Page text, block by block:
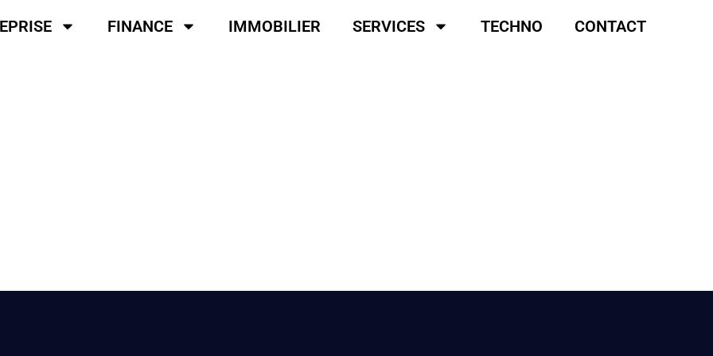
FINANCE IMMOBILIER SERVICES TECHNO CONTACT